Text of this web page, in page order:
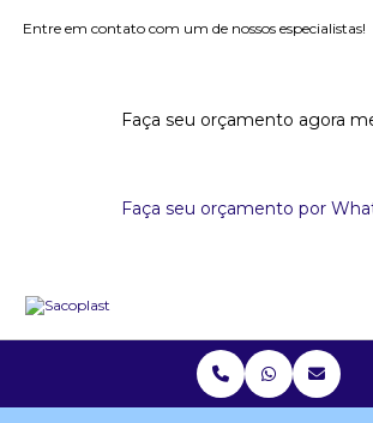
Entre em contato com um de nossos especialistas!
Faça seu orçamento agora
Faça seu orçamento por